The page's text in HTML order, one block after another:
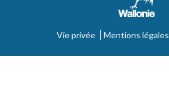
Vie privée Mentions légales